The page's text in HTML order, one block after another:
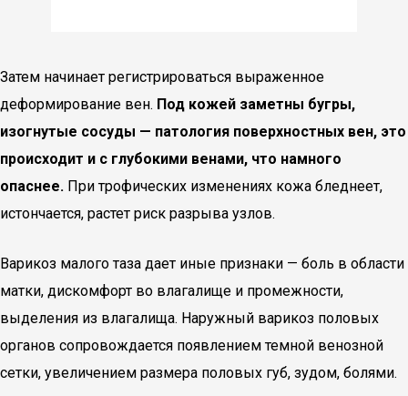
Затем начинает регистрироваться выраженное
деформирование вен. Под кожей заметны бугры,
изогнутые сосуды — патология поверхностных вен, это
происходит и с глубокими венами, что намного
опаснее. При трофических изменениях кожа бледнеет,
истончается, растет риск разрыва узлов.
Варикоз малого таза дает иные признаки — боль в области
матки, дискомфорт во влагалище и промежности,
выделения из влагалища. Наружный варикоз половых
органов сопровождается появлением темной венозной
сетки, увеличением размера половых губ, зудом, болями.